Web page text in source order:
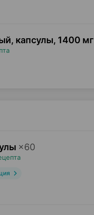
капсулы, 1400 мг
×60